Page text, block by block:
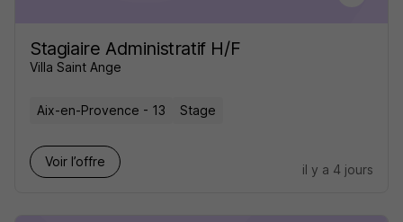
Stagiaire Administratif H/F
Villa Saint Ange
Aix-en-Provence - 13 Stage
Voir l’offre
il y a 4 jours